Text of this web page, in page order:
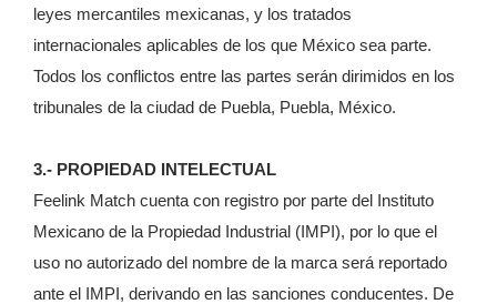
leyes mercantiles mexicanas, y los tratados
internacionales aplicables de los que México sea parte.
Todos los conflictos entre las partes serán dirimidos en los
tribunales de la ciudad de Puebla, Puebla, México.
3.- PROPIEDAD INTELECTUAL
Feelink Match cuenta con registro por parte del Instituto
Mexicano de la Propiedad Industrial (IMPI), por lo que el
uso no autorizado del nombre de la marca será reportado
ante el IMPI, derivando en las sanciones conducentes. De